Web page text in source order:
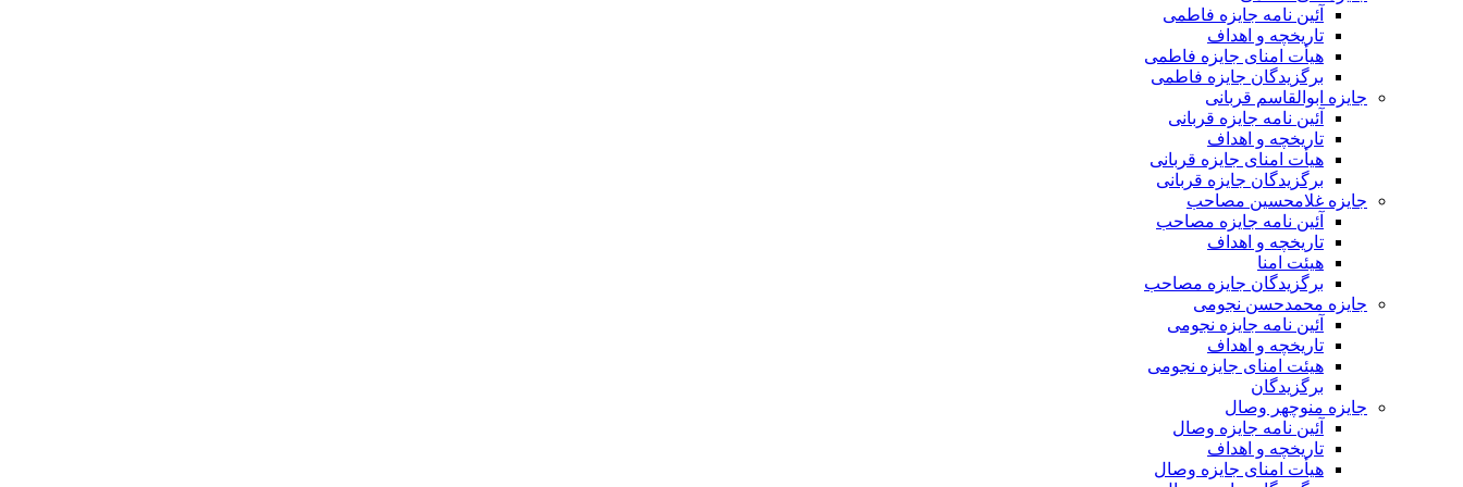
آئین نامه جایزه فاطمی
تاریخچه و اهداف
هیأت امنای جایزه فاطمی
برگزیدگان جایزه فاطمی
جایزه ابوالقاسم قربانی
آئین نامه جایزه قربانی
تاریخچه و اهداف
هیأت امنای جایزه قربانی
برگزیدگان جایزه قربانی
جایزه غلامحسین مصاحب
آئین نامه جایزه مصاحب
تاریخچه و اهداف
هیئت امنا
برگزیدگان جایزه مصاحب
جایزه محمدحسن نجومی
آئین نامه جایزه نجومی
تاریخچه و اهداف
هیئت امنای جایزه نجومی
برگزیدگان
جایزه منوچهر وصال
آئین نامه جایزه وصال
تاریخچه و اهداف
هیأت امنای جایزه وصال